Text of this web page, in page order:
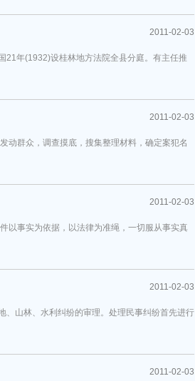
2011-02-03
21年(1932)设桂林地方法院全县分庭。有主任推
2011-02-03
动群众，调查摸底，搜集整理材料，确定案犯名
2011-02-03
以事实为依据，以法律为准绳，一切服从事实真
2011-02-03
、山林、水利纠纷的审理。处理民事纠纷首先进行
2011-02-03